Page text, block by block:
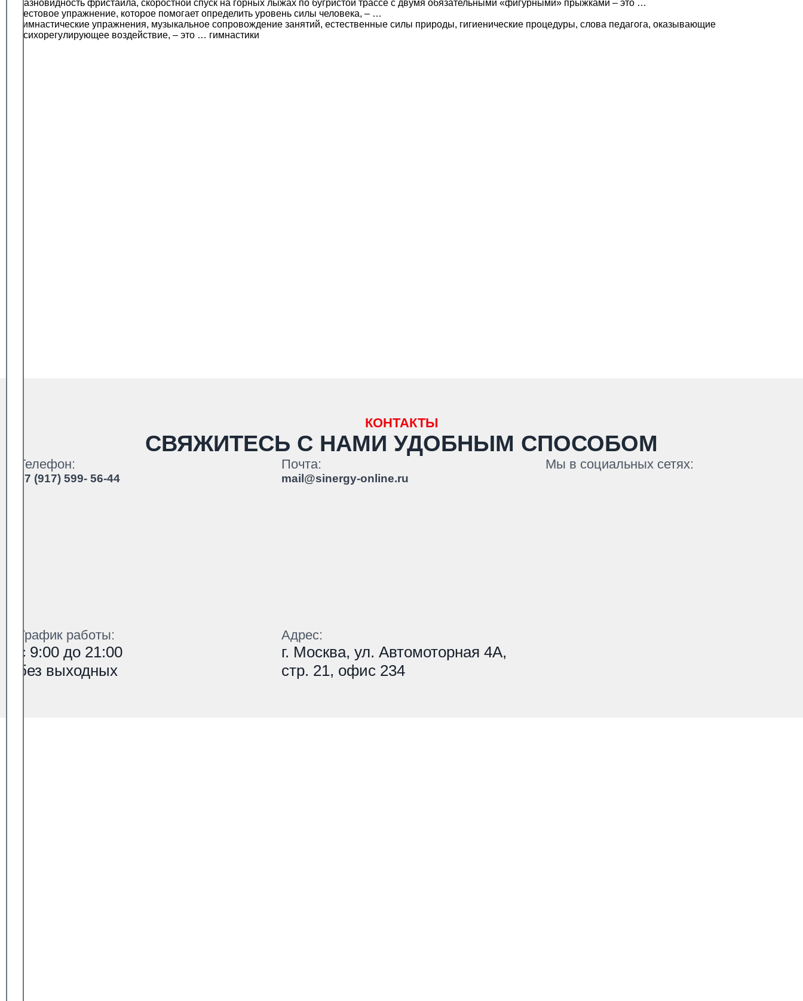
Разновидность фристайла, скоростной спуск на горных лыжах по бугристой трассе с двумя обязательными «фигурными» прыжками – это …
Тестовое упражнение, которое помогает определить уровень силы человека, – …
Гимнастические упражнения, музыкальное сопровождение занятий, естественные силы природы, гигиенические процедуры, слова педагога, оказывающие
психорегулирующее воздействие, – это … гимнастики
КОНТАКТЫ
СВЯЖИТЕСЬ С НАМИ УДОБНЫМ СПОСОБОМ
Телефон:
+7 (917) 599- 56-44
Почта:
mail@sinergy-online.ru
Мы в социальных сетях:
График работы:
с 9:00 до 21:00
без выходных
Адрес:
г. Москва, ул. Автомоторная 4А,
стр. 21, офис 234